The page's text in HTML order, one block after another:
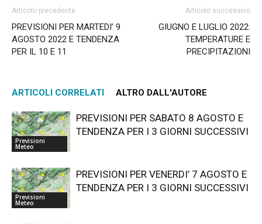
Articolo precedente
PREVISIONI PER MARTEDI’ 9
AGOSTO 2022 E TENDENZA
PER IL 10 E 11
Articolo successivo
GIUGNO E LUGLIO 2022:
TEMPERATURE E
PRECIPITAZIONI
ARTICOLI CORRELATI ALTRO DALL'AUTORE
Previsioni
Meteo
PREVISIONI PER SABATO 8 AGOSTO E
TENDENZA PER I 3 GIORNI SUCCESSIVI
Previsioni
Meteo
PREVISIONI PER VENERDI’ 7 AGOSTO E
TENDENZA PER I 3 GIORNI SUCCESSIVI